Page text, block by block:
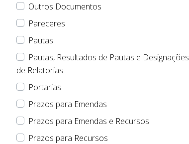
Outros Documentos
Pareceres
Pautas
Pautas, Resultados de Pautas e Designações
de Relatorias
Portarias
Prazos para Emendas
Prazos para Emendas e Recursos
Prazos para Recursos